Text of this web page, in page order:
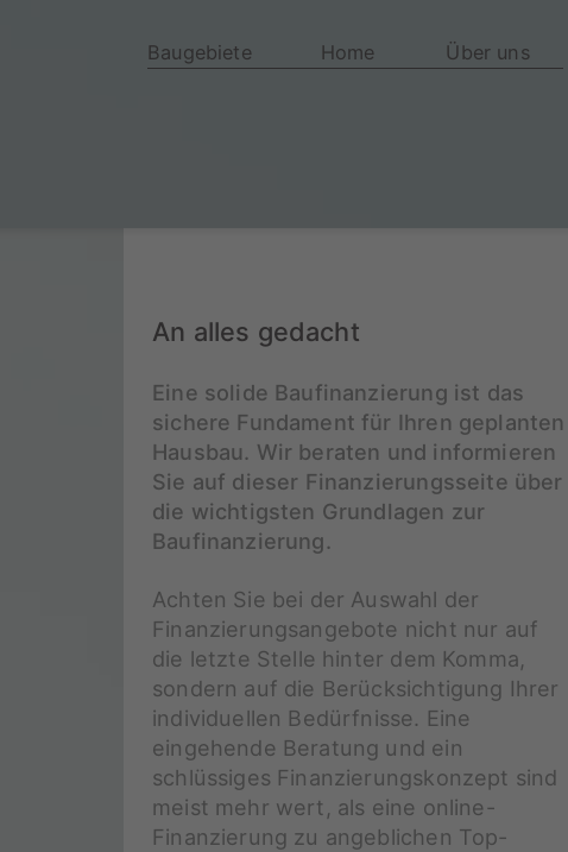
Baugebiete Home Über uns
An alles gedacht
Eine solide Baufinanzierung ist das
sichere Fundament für Ihren geplanten
Hausbau. Wir beraten und informieren
Sie auf dieser Finanzierungsseite über
die wichtigsten Grundlagen zur
Baufinanzierung.
Achten Sie bei der Auswahl der
Finanzierungsangebote nicht nur auf
die letzte Stelle hinter dem Komma,
sondern auf die Berücksichtigung Ihrer
individuellen Bedürfnisse. Eine
eingehende Beratung und ein
schlüssiges Finanzierungskonzept sind
meist mehr wert, als eine online-
Finanzierung zu angeblichen Top-